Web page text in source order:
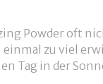
Powder oft
zu viel
Tag in der